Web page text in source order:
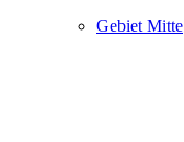
Gebiet Mitte